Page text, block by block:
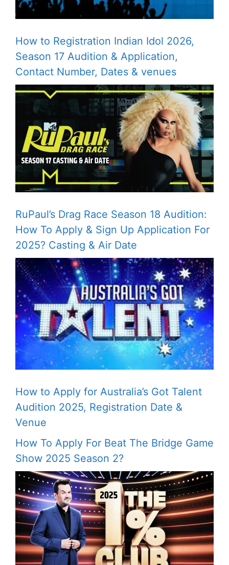
How to Registration Indian Idol 2026,
Season 17 Audition & Application,
Contact Number, Dates & venues
RuPaul’s Drag Race Season 18 Audition:
How To Apply & Sign Up Application For
2025? Casting & Air Date
How to Apply for Australia’s Got Talent
Audition 2025, Registration Date &
Venue
How To Apply For Beat The Bridge Game
Show 2025 Season 2?